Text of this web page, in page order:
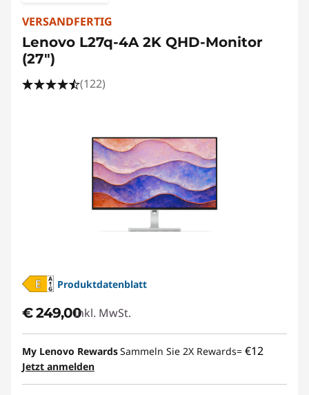
VERSANDFERTIG
Lenovo L27q-4A 2K QHD-Monitor
(27")
(122)
Produktdatenblatt
€ 249,00Inkl. MwSt.
My Lenovo RewardsSammeln Sie 2X Rewards= €12
Jetzt anmelden